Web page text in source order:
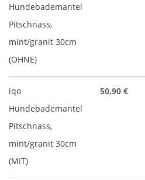
Hundebademantel
Pitschnass,
mint/granit 30cm
(OHNE)
iqo
Hundebademantel
Pitschnass,
mint/granit 30cm
(MIT)
50,90 €